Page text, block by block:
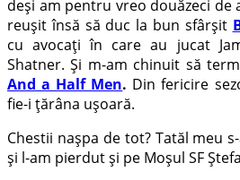
deși am pentru vreo douăzeci de
reușit însă să duc la bun sfârșit
cu avocați în care au jucat
Shatner. Și m-am chinuit să
And a Half Men. Din fericire
fie-i țărâna ușoară.
Chestii nașpa de tot? Tatăl meu
și l-am pierdut și pe Moșul SF